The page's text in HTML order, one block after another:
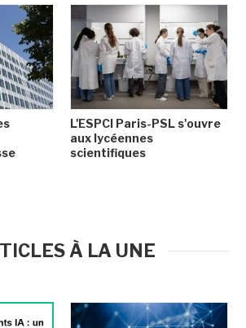
L'ESPCI Paris-PSL s'ouvre
aux lycéennes
scientifiques
À LA UNE